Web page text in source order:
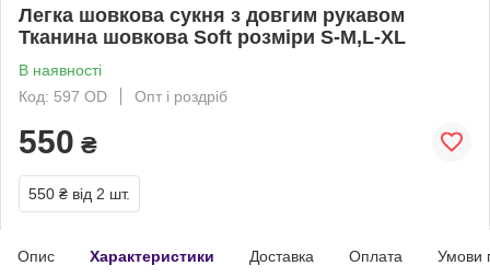
Легка шовкова сукня з довгим рукавом
Тканина шовкова Soft розміри S-M,L-XL
В наявності
Код: 597 OD
Опт і роздріб
550 ₴
550 ₴ від 2 шт.
Опис Характеристики Доставка Оплата Умови